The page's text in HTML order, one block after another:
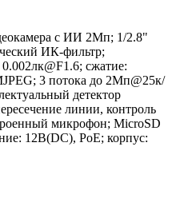
с ИИ 2Мп; 1/2.8"
ИК-фильтр;
сжатие:
3 потока до 2Мп@25к/
детектор
линии, контроль
микрофон; MicroSD
12В(DC), PoE; корпус: